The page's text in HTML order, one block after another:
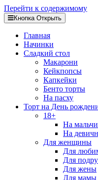
Перейти к содержимому
Кнопка Открыть
Главная
Начинки
Сладкий стол
Макарони
Кейкпопсы
Капкейки
Бенто торты
На пасху
Торт на День
18+
На
На
Для женщины
Для
Для
Для жены
Для мамы